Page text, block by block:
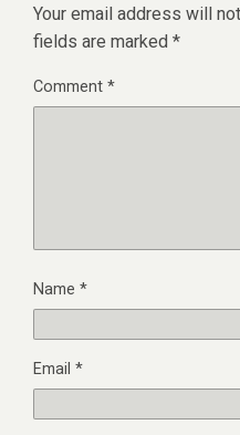
Your email address will
fields are marked *
Comment*
Name *
Email *